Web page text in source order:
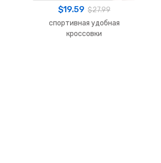
$19.59 $27.99
спортивная удобная
кроссовки